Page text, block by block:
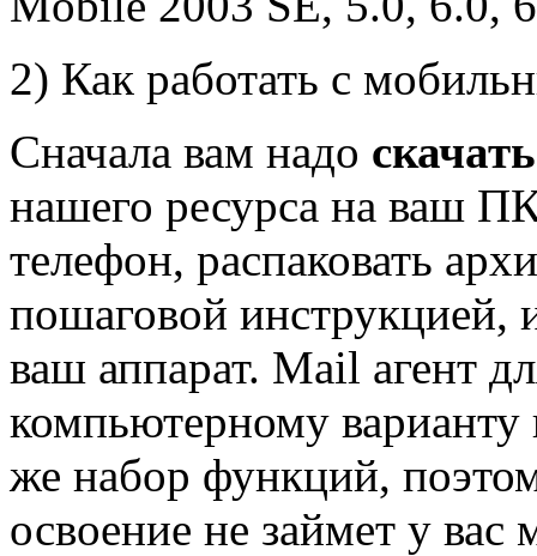
2) Как работать с
Сначала вам надо
нашего ресурса на ваш
телефон, распаковать
пошаговой инструкцией,
ваш аппарат. Mail агент
компьютерному
же набор функций,
освоение не займет у вас